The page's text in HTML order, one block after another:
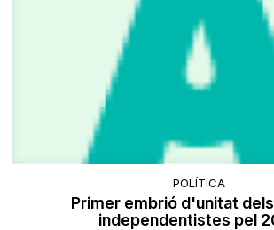
POLÍTICA
Primer embrió d'unitat
independentistes pel